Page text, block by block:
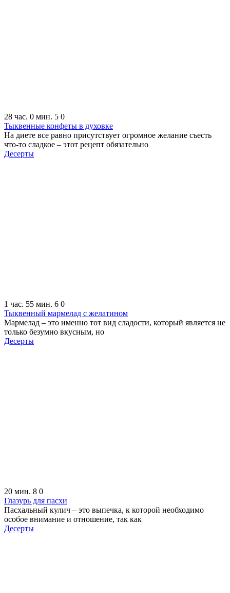
28 час. 0 мин. 5 0
Тыквенные конфеты в духовке
На диете все равно присутствует огромное желание съесть
что-то сладкое – этот рецепт обязательно
Десерты
1 час. 55 мин. 6 0
Тыквенный мармелад с желатином
Мармелад – это именно тот вид сладости, который является не
только безумно вкусным, но
Десерты
20 мин. 8 0
Глазурь для пасхи
Пасхальный кулич – это выпечка, к которой необходимо
особое внимание и отношение, так как
Десерты